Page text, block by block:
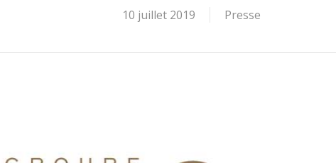
10 juillet 2019 Presse